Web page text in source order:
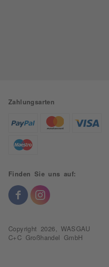
Zahlungsarten
Finden Sie uns auf:
Copyright 2026, WASGAU
C+C Großhandel GmbH